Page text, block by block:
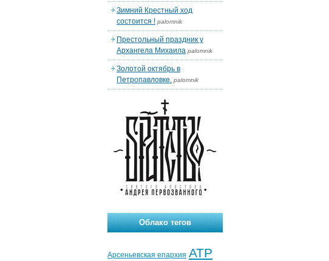
Зимний Крестный ход
состоится ! palomnik
Престольный праздник у
Архангела Михаила palomnik
Золотой октябрь в
Петропавловке. palomnik
Облако тегов
Арсеньевская епархия АТР